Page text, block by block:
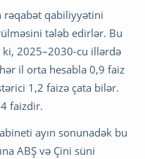
rəqabət qabiliyyətini
tələb edirlər. Bu
2025–2030-cu illərdə
il orta hesabla 0,9 faiz
1,2 faizə çata bilər.
faizdir.
ayın sonunadək bu
ABŞ və Çini süni